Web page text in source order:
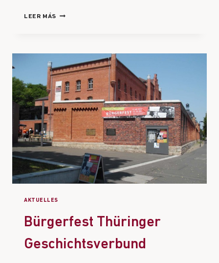
LEER MÁS
AKTUELLES
Bürgerfest Thüringer
Geschichtsverbund